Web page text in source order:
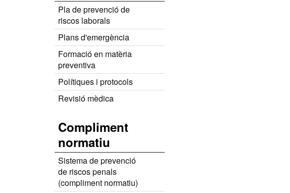
Pla de prevenció de
riscos laborals
Plans d'emergència
Formació en matèria
preventiva
Polítiques i protocols
Revisió mèdica
Compliment
normatiu
Sistema de prevenció
de riscos penals
(compliment normatiu)